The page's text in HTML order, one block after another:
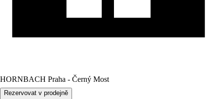
HORNBACH Praha - Černý Most
Rezervovat v prodejně